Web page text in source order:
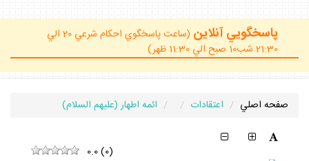
پاسخگويي آنلاين
(ساعت پاسخگوي احكام شرعي 20 الي
21:30 شب10 صبح الي 11:30 ظهر)
صفحه اصلي اعتقادات ائمه اطهار (عليهم السلام)
0.0(0)